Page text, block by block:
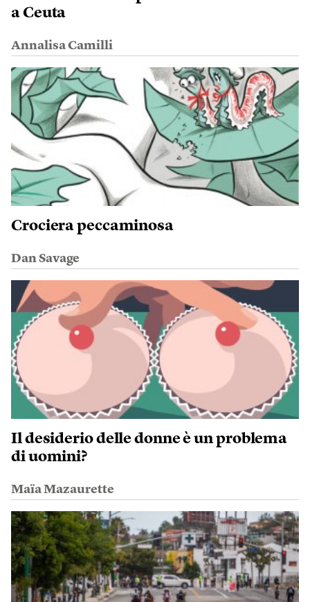
a Ceuta
Annalisa Camilli
Crociera peccaminosa
Dan Savage
Il desiderio delle donne è un problema
di uomini?
Maïa Mazaurette